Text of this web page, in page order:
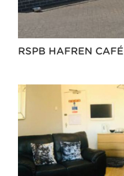
RSPB HAFREN CAFÉ